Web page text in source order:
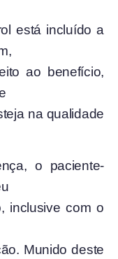
está incluído a
ao benefício,
na qualidade
o paciente-
inclusive com o
Munido deste